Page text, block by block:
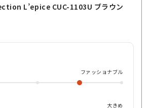
なくて、とっても素敵✨ お手頃値段で購
とは違った雰囲気を演出するのに掛けて
うか。 これからの季節、ニット帽に合わ
！？ 少しボテっとしたニット帽にこれを
良きかな☺️ ご参考まで。。。 ウキウキ
L’epice CUC-1103U ブラウン
ファッショナブル
大きめ